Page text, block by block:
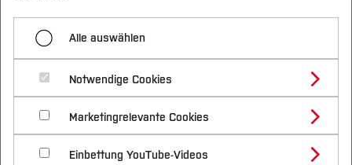
Studium
Studienangebote
Bachelorstudiengänge
Masterstudiengänge
Vor dem Studium
Bewerben & Einschreiben
Bewerbungsportal
Im Studium
Studienbüros und Prüfungen
Nach dem Studium
Forschung & Transfer
Profil
Forschungs- und Transferprofil
Schwerpunkte (FuT)
Beratung & Förderung
Nachhaltigkeit
Nachhaltigkeit studieren
International
Zwei Preisträger wie von
unterschiedlichen Welten
Alle auswählen
Notwendige Cookies
Marketingrelevante Cookies
Einbettung YouTube-Videos